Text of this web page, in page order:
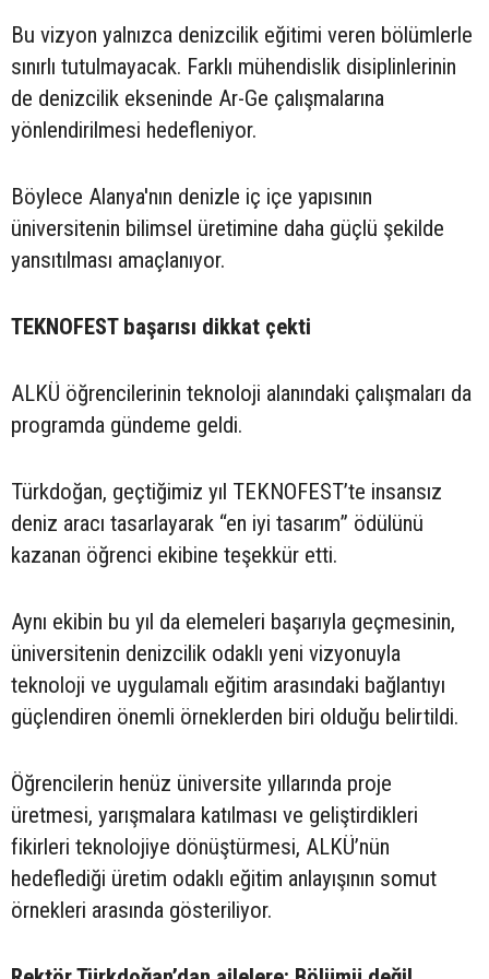
Bu vizyon yalnızca denizcilik eğitimi veren bölümlerle
sınırlı tutulmayacak. Farklı mühendislik disiplinlerinin
de denizcilik ekseninde Ar-Ge çalışmalarına
yönlendirilmesi hedefleniyor.
Böylece Alanya'nın denizle iç içe yapısının
üniversitenin bilimsel üretimine daha güçlü şekilde
yansıtılması amaçlanıyor.
TEKNOFEST başarısı dikkat çekti
ALKÜ öğrencilerinin teknoloji alanındaki çalışmaları da
programda gündeme geldi.
Türkdoğan, geçtiğimiz yıl TEKNOFEST’te insansız
deniz aracı tasarlayarak “en iyi tasarım” ödülünü
kazanan öğrenci ekibine teşekkür etti.
Aynı ekibin bu yıl da elemeleri başarıyla geçmesinin,
üniversitenin denizcilik odaklı yeni vizyonuyla
teknoloji ve uygulamalı eğitim arasındaki bağlantıyı
güçlendiren önemli örneklerden biri olduğu belirtildi.
Öğrencilerin henüz üniversite yıllarında proje
üretmesi, yarışmalara katılması ve geliştirdikleri
fikirleri teknolojiye dönüştürmesi, ALKÜ’nün
hedeflediği üretim odaklı eğitim anlayışının somut
örnekleri arasında gösteriliyor.